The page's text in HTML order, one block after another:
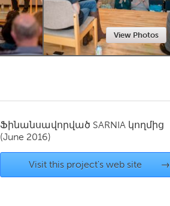
View Photos
Ֆինանսավորված SARNIA կողմից
(June 2016)
Visit this project's web site →